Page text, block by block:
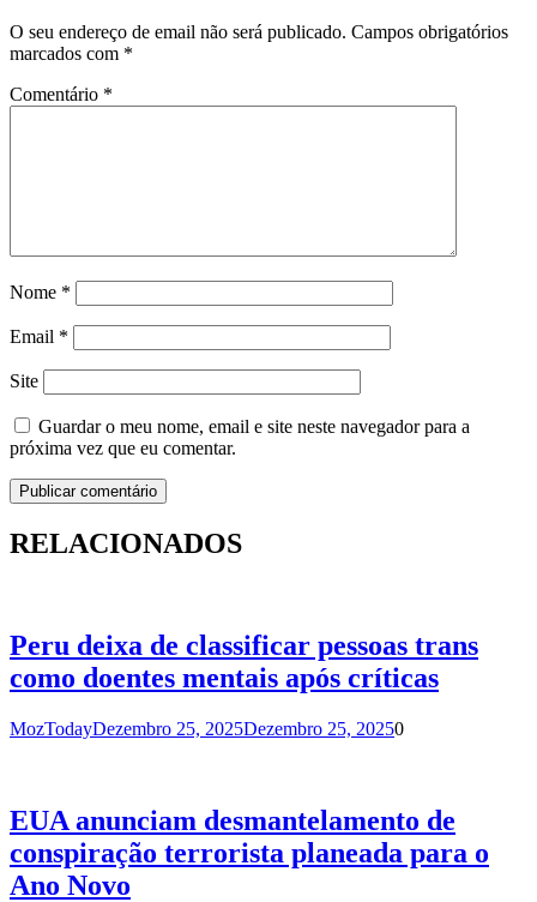
O seu endereço de email não será publicado. Campos obrigatórios
marcados com *
Comentário *
Nome *
Email *
Site
Guardar o meu nome, email e site neste navegador para a
próxima vez que eu comentar.
RELACIONADOS
Peru deixa de classificar pessoas trans
como doentes mentais após críticas
MozTodayDezembro 25, 2025Dezembro 25, 20250
EUA anunciam desmantelamento de
conspiração terrorista planeada para o
Ano Novo